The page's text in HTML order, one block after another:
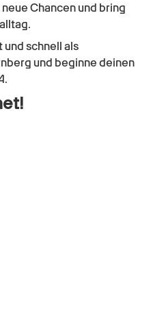
Chancen und bring
schnell als
und beginne deinen